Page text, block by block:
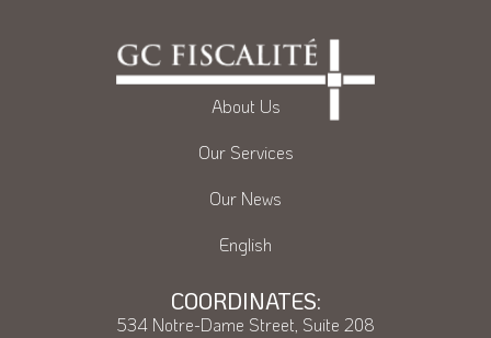
About Us
Our Services
Our News
English
COORDINATES:
534 Notre-Dame Street, Suite 208